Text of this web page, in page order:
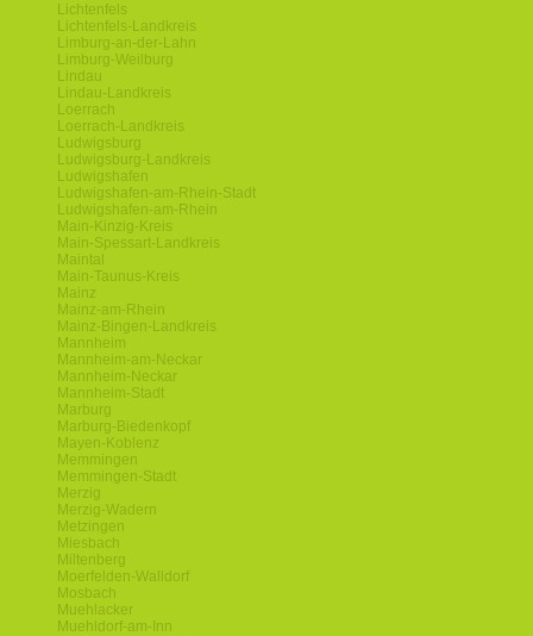
Lichtenfels
Lichtenfels-Landkreis
Limburg-an-der-Lahn
Limburg-Weilburg
Lindau
Lindau-Landkreis
Loerrach
Loerrach-Landkreis
Ludwigsburg
Ludwigsburg-Landkreis
Ludwigshafen
Ludwigshafen-am-Rhein-Stadt
Ludwigshafen-am-Rhein
Main-Kinzig-Kreis
Main-Spessart-Landkreis
Maintal
Main-Taunus-Kreis
Mainz
Mainz-am-Rhein
Mainz-Bingen-Landkreis
Mannheim
Mannheim-am-Neckar
Mannheim-Neckar
Mannheim-Stadt
Marburg
Marburg-Biedenkopf
Mayen-Koblenz
Memmingen
Memmingen-Stadt
Merzig
Merzig-Wadern
Metzingen
Miesbach
Miltenberg
Moerfelden-Walldorf
Mosbach
Muehlacker
Muehldorf-am-Inn